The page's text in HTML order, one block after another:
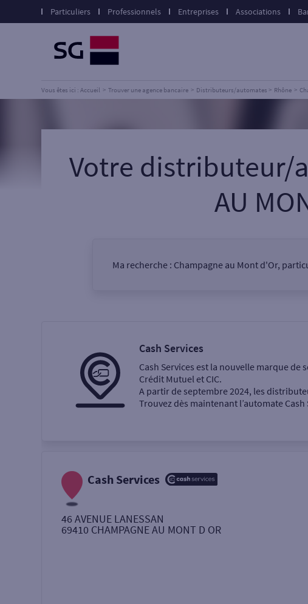
Particuliers Professionnels Entreprises Associations
Vous êtes ici : Accueil Trouver une agence bancaire Distributeurs/automates Rhône
Votre distributeur/
AU
Ma recherche : Champagne au Mont d'Or,
Ma recherche
Retrait de billets €
Cash Services
Cash Services est la nouvelle marque de
Crédit Mutuel et CIC.
A partir de septembre 2024, les
Trouvez dès maintenant l’automate
Cash Services
46 AVENUE LANESSAN
69410 CHAMPAGNE AU MONT D OR